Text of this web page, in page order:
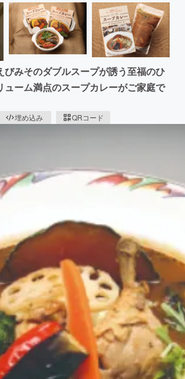
みそのダブルスープが誘う至福のひ
ーム満点のスープカレーがご家庭で
埋め込み QRコード